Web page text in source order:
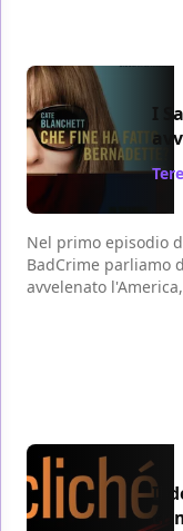
I
Nel primo episodio
BadCrime parliamo
avvelenato
Il